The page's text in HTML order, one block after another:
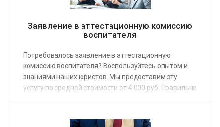
Заявление в аттестационную комиссию
воспитателя
Потребовалось заявление в аттестационную
комиссию воспитателя? Воспользуйтесь опытом и
знаниями наших юристов. Мы предоставим эту
услугу по средней стоимости от 4 000 руб. Правильно
услуг специалиста позволит избежать типичных